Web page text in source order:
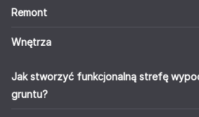
Remont
Wnętrza
Jak stworzyć funkcjonalną strefę
gruntu?